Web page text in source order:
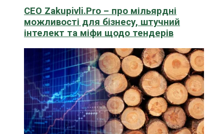
CEO Zakupivli.Pro – про мільярдні
можливості для бізнесу, штучний
інтелект та міфи щодо тендерів